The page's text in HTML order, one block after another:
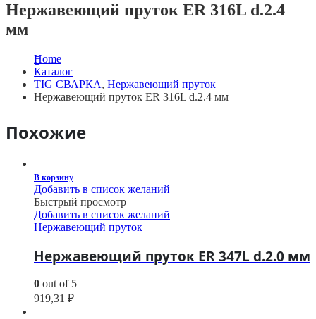
Нержавеющий пруток ER 316L d.2.4
мм
Home
Каталог
TIG СВАРКА, Нержавеющий пруток
Нержавеющий пруток ER 316L d.2.4 мм
Похожие
В корзину
Добавить в список желаний
Быстрый просмотр
Добавить в список желаний
Нержавеющий пруток
Нержавеющий пруток ER 347L d.2.0 мм
0 out of 5
919,31 ₽